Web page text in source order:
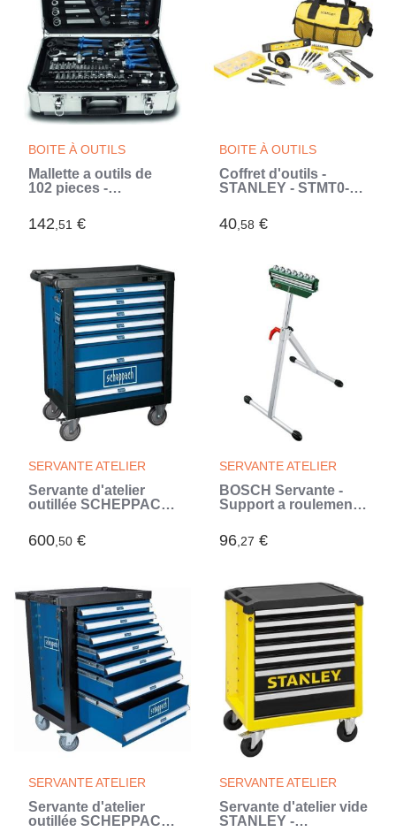
BOITE À OUTILS
Mallette a outils de
102 pieces -
- Outils en acier
chrome vanadium -
142,51 €
BOITE À OUTILS
Coffret d'outils -
STANLEY - STMT0-
Métal - Noir (Jaune)
40,58 €
SERVANTE ATELIER
Servante d'atelier
outillée SCHEPPACH
263 pcs (servante
incluse) (Bleu)
600,50 €
SERVANTE ATELIER
BOSCH Servante -
Support a roulements
96,27 €
SERVANTE ATELIER
Servante d'atelier
outillée SCHEPPACH
SERVANTE ATELIER
Servante d'atelier vide
STANLEY -